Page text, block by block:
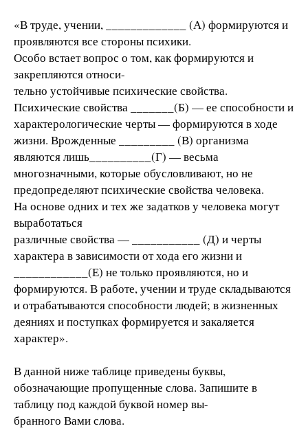
«В труде, учении, _____________ (А) формируются и
проявляются все стороны психики.
Особо встает вопрос о том, как формируются и
закрепляются относи-
тельно устойчивые психические свойства.
Психические свойства _______(Б) — ее способности и
характерологические черты — формируются в ходе
жизни. Врожденные _________ (В) организма
являются лишь__________(Г) — весьма
многозначными, которые обусловливают, но не
предопределяют психические свойства человека.
На основе одних и тех же задатков у человека могут
выработаться
различные свойства — ___________ (Д) и черты
характера в зависимости от хода его жизни и
____________(Е) не только проявляются, но и
формируются. В работе, учении и труде складываются
и отрабатываются способности людей; в жизненных
деяниях и поступках формируется и закаляется
характер».
В данной ниже таблице приведены буквы,
обозначающие пропущенные слова. Запишите в
таблицу под каждой буквой номер вы-
бранного Вами слова.